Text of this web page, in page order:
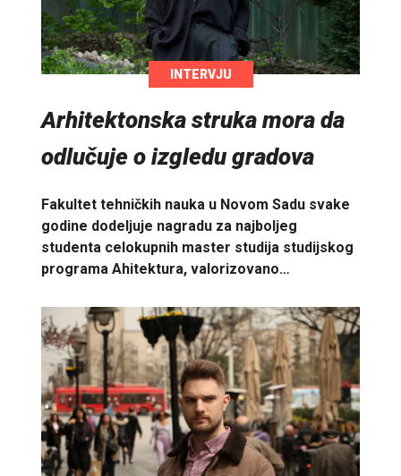
INTERVJU
Arhitektonska struka mora da
odlučuje o izgledu gradova
Fakultet tehničkih nauka u Novom Sadu svake
godine dodeljuje nagradu za najboljeg
studenta celokupnih master studija studijskog
programa Ahitektura, valorizovano…